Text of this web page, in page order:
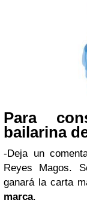
Para
bailarina
-Deja un
Reyes Magos.
ganará la carta
marca.